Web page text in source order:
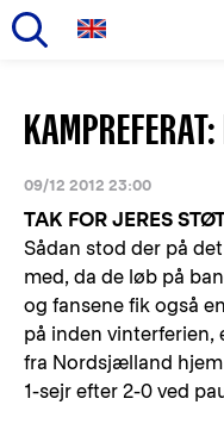
hovedindhold
Primær
navigation
09/12 2012 23:00
TAK FOR JERES
Sådan stod der på
med, da de løb på
og fansene fik også
på inden vinterferien,
fra Nordsjælland
1-sejr efter 2-0 ved